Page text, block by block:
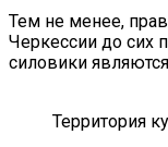
Тем не менее,
Черкессии до сих
силовики
Территория